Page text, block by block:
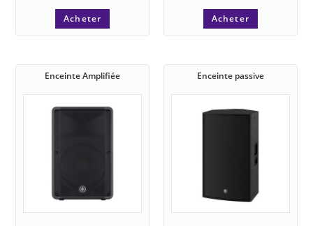
Acheter Acheter
Enceinte Amplifiée Enceinte passive